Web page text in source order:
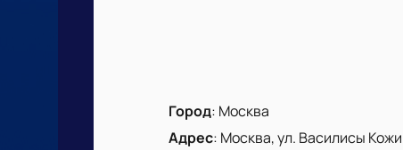
Город: Москва
Адрес: Москва, ул. Василисы